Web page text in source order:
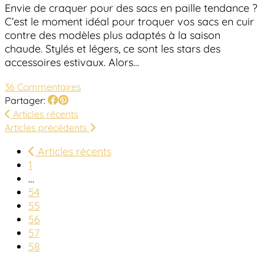
Envie de craquer pour des sacs en paille tendance ?
C’est le moment idéal pour troquer vos sacs en cuir
contre des modèles plus adaptés à la saison
chaude. Stylés et légers, ce sont les stars des
accessoires estivaux. Alors…
36 Commentaires
Partager:
Articles récents
Articles précédents
Articles récents
1
…
54
55
56
57
58